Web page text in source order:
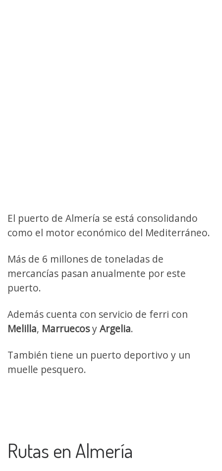
El puerto de Almería se está consolidando
como el motor económico del Mediterráneo.
Más de 6 millones de toneladas de
mercancías pasan anualmente por este
puerto.
Además cuenta con servicio de ferri con
Melilla, MarruecosyArgelia.
También tiene un puerto deportivo y un
muelle pesquero.
Rutas en Almería